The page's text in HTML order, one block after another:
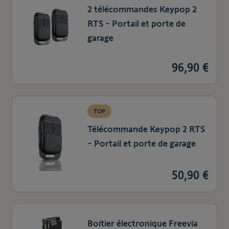
2 télécommandes Keypop 2
RTS - Portail et porte de
garage
96,90 €
TOP
Télécommande Keypop 2 RTS
- Portail et porte de garage
50,90 €
Boitier électronique Freevia